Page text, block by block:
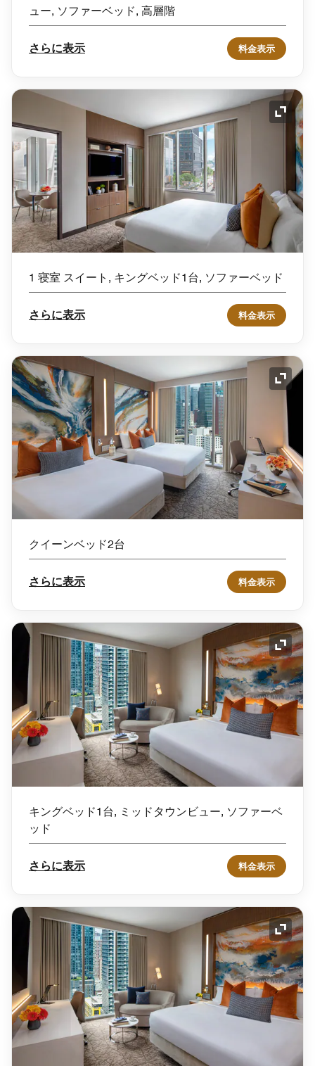
ュー, ソファーベッド, 高層階
さらに表示 料金表示
アイ
1 寝室 スイート, キングベッド1台, ソファーベッド
さらに表示 料金表示
アイ
クイーンベッド2台
さらに表示 料金表示
アイ
キングベッド1台, ミッドタウンビュー, ソファーベ
ッド
さらに表示 料金表示
アイ